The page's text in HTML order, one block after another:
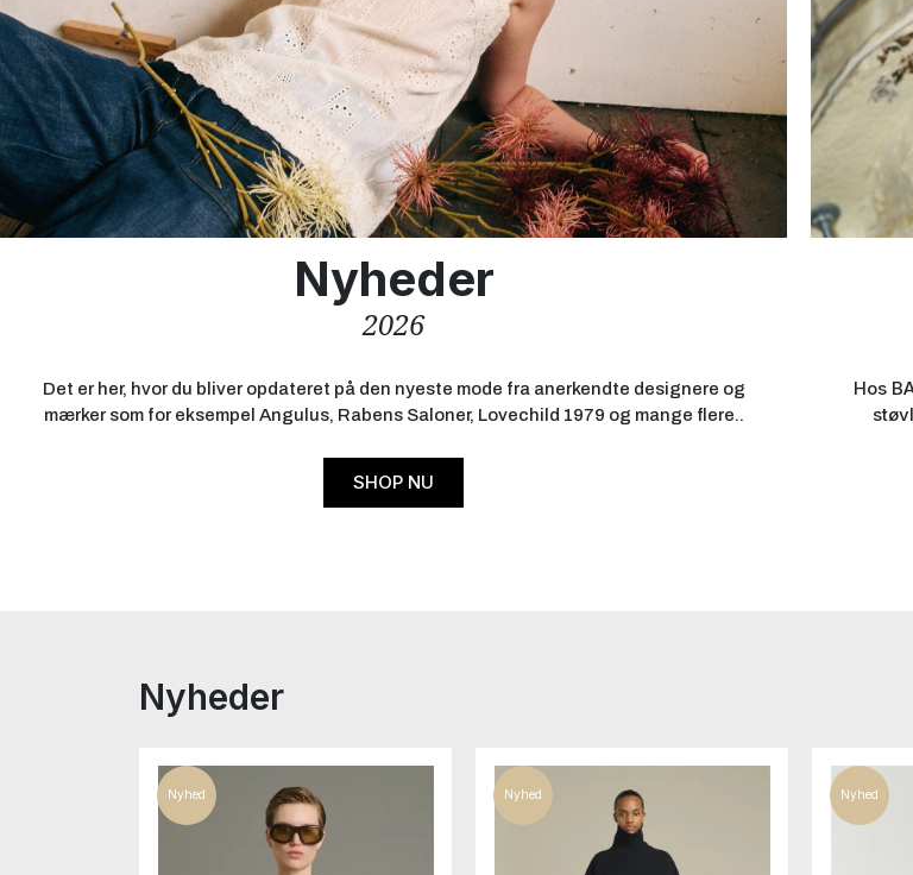
Nyheder
2026
Det er her, hvor du bliver opdateret på den nyeste mode fra anerkendte designere og
mærker som for eksempel Angulus, Rabens Saloner, Lovechild 1979 og mange flere..
SHOP NU
Hos
Nyheder
Nyhed Nyhed Nyhed